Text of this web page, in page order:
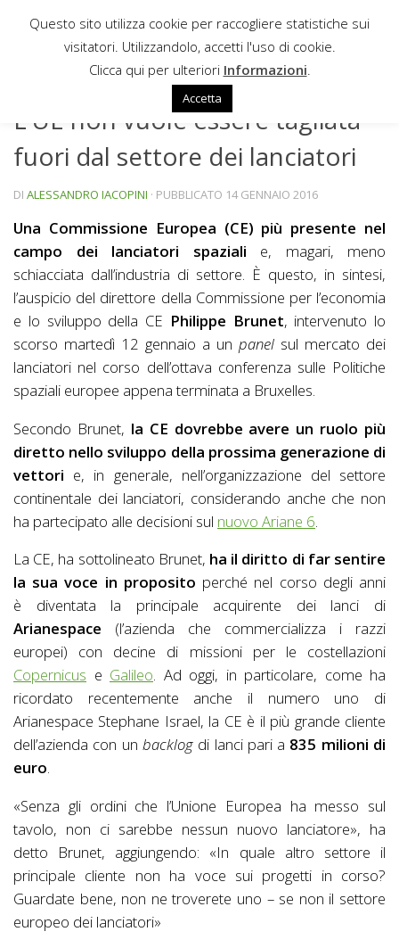
Sotto il contenuto
L’UE non vuole essere tagliata
fuori dal settore dei lanciatori
DI ALESSANDRO IACOPINI · PUBBLICATO 14 GENNAIO 2016
Una Commissione Europea (CE) più presente nel
campo dei lanciatori spaziali e, magari, meno
schiacciata dall’industria di settore. È questo, in sintesi,
l’auspicio del direttore della Commissione per l’economia
e lo sviluppo della CE Philippe Brunet, intervenuto lo
scorso martedì 12 gennaio a un panel sul mercato dei
lanciatori nel corso dell’ottava conferenza sulle Politiche
spaziali europee appena terminata a Bruxelles.
Secondo Brunet, la CE dovrebbe avere un ruolo più
diretto nello sviluppo della prossima generazione di
vettori e, in generale, nell’organizzazione del settore
continentale dei lanciatori, considerando anche che non
ha partecipato alle decisioni sul nuovo Ariane 6.
La CE, ha sottolineato Brunet, ha il diritto di far sentire
la sua voce in proposito perché nel corso degli anni
è diventata la principale acquirente dei lanci di
Arianespace (l’azienda che commercializza i razzi
europei) con decine di missioni per le costellazioni
Copernicus e Galileo. Ad oggi, in particolare, come ha
ricordato recentemente anche il numero uno di
Arianespace Stephane Israel, la CE è il più grande cliente
dell’azienda con un backlogdi lanci pari a 835 milioni di
euro.
«Senza gli ordini che l’Unione Europea ha messo sul
tavolo, non ci sarebbe nessun nuovo lanciatore», ha
detto Brunet, aggiungendo: «In quale altro settore il
principale cliente non ha voce sui progetti in corso?
Guardate bene, non ne troverete uno – se non il settore
europeo dei lanciatori»
Questo sito utilizza cookie per raccogliere statistiche sui
visitatori. Utilizzandolo, accetti l'uso di cookie.
Clicca qui per ulteriori Informazioni
Accetta